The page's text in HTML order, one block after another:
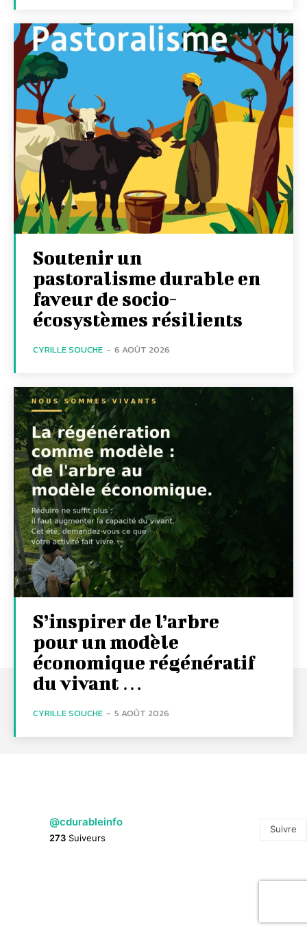
Soutenir un
pastoralisme durable en
faveur de socio-
écosystèmes résilients
CYRILLE SOUCHE - 6 AOÛT 2026
S’inspirer de l’arbre
pour un modèle
économique régénératif
du vivant …
CYRILLE SOUCHE - 5 AOÛT 2026
@cdurableinfo
273 Suiveurs
Suivre